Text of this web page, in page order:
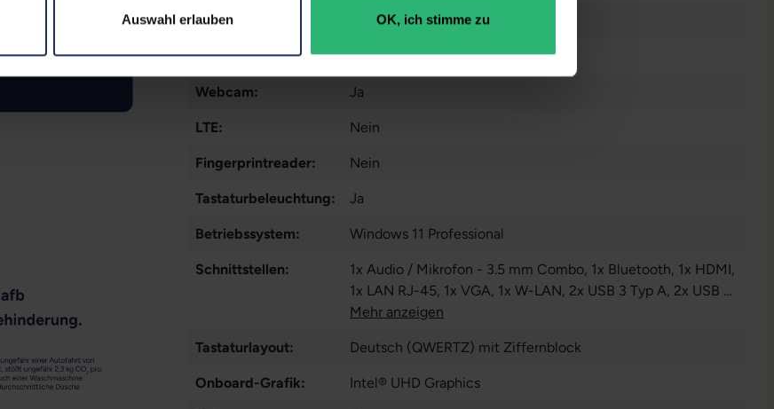
Auswahl erlauben OK, ich stimme zu
Datenspeicher: 500 GB SSD
Arbeitsspeicher: 32 GB DDR4
Webcam: Ja
LTE: Nein
Fingerprintreader: Nein
Tastaturbeleuchtung: Ja
Betriebssystem: Windows 11 Professional
Schnittstellen: 1x Audio / Mikrofon - 3.5 mm Combo, 1x Bluetooth, 1x HDMI,
1x LAN RJ-45, 1x VGA, 1x W-LAN, 2x USB 3 Typ A, 2x USB 3
Typ C
Mehr anzeigen
Tastaturlayout: Deutsch (QWERTZ) mit Ziffernblock
Onboard-Grafik: Intel® UHD Graphics